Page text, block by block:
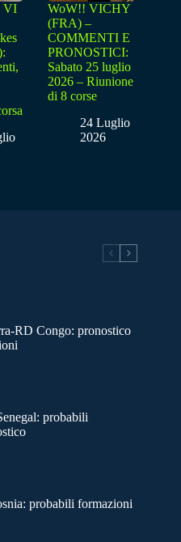
VI
WoW!! VICHY
(FRA) –
COMMENTI E
PRONOSTICI:
Sabato 25 luglio
2026 – Riunione
di 8 corse
24 Luglio
2026
RD Congo: pronostico
probabili
probabili formazioni